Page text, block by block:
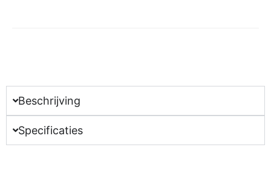
Beschrijving
Specificaties